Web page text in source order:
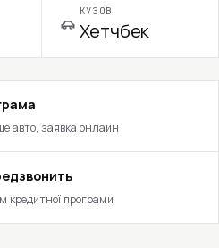
КУЗОВ
Хетчбек
авто, заявка онлайн
кредитної програми